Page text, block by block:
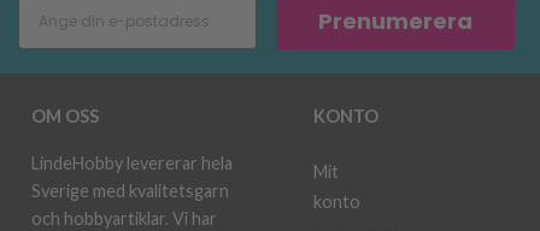
Prenumerera
OM OSS
LindeHobby levererar hela
Sverige med kvalitetsgarn
och hobbyartiklar. Vi har
KONTO
Mit
konto